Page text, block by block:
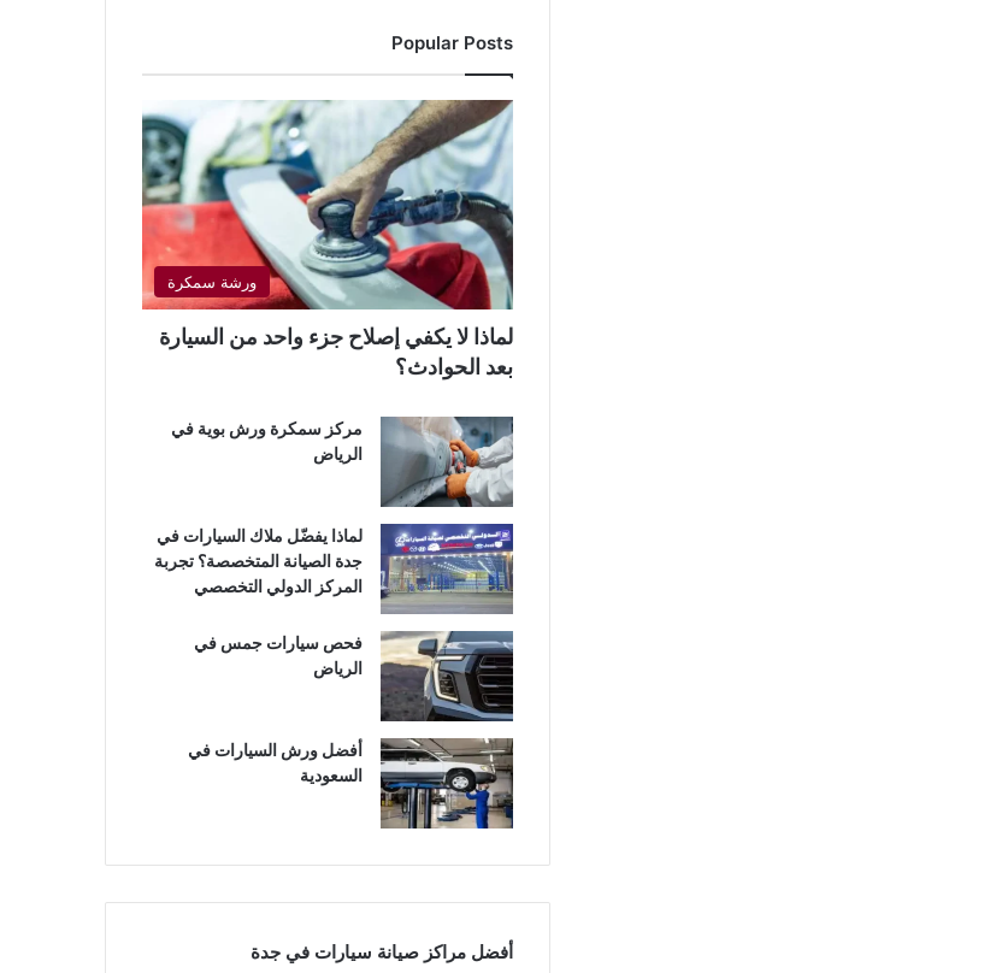
Popular Posts
ورشة سمكرة
لماذا لا يكفي إصلاح جزء واحد من السيارة
بعد الحوادث؟
مركز سمكرة ورش بوية في
الرياض
لماذا يفضّل ملاك السيارات في
جدة الصيانة المتخصصة؟ تجربة
المركز الدولي التخصصي
فحص سيارات جمس في
الرياض
أفضل ورش السيارات في
السعودية
أفضل مراكز صيانة سيارات في جدة